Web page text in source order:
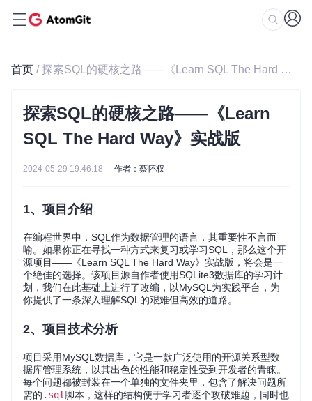
首页 / 探索SQL的硬核之路——《Learn SQL The Hard Way》实战版
探索SQL的硬核之路——《Learn
SQL The Hard Way》实战版
2024-05-29 19:46:18 作者：蔡怀权
1、项目介绍
在编程世界中，SQL作为数据管理的语言，其重要性不言而
喻。如果你正在寻找一种方式来复习或学习SQL，那么这个开
源项目——《Learn SQL The Hard Way》实战版，将会是一
个绝佳的选择。该项目源自作者使用SQLite3数据库的学习计
划，我们在此基础上进行了改编，以MySQL为实践平台，为
你提供了一条深入理解SQL的艰难但高效的道路。
2、项目技术分析
项目采用MySQL数据库，它是一款广泛使用的开源关系型数
据库管理系统，以其出色的性能和稳定性受到开发者的青睐。
每个问题都被封装在一个单独的文件夹里，包含了解决问题所
需的 .sql 脚本，这样的结构便于学习者逐个攻破难题，同时也